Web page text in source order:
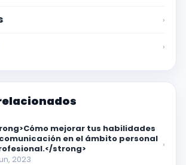
›
›
mejorar tus habilidades
en el ámbito personal
strong>
2023
›